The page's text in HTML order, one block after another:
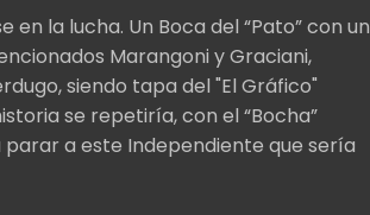
la lucha. Un Boca del “Pato” con un
Marangoni y Graciani,
siendo tapa del "El Gráfico"
se repetiría, con el “Bocha”
a este Independiente que sería